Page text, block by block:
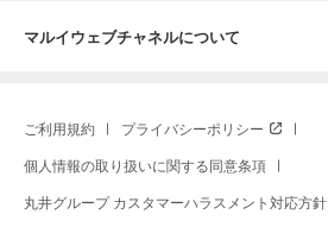
マルイウェブチャネルについて
ご利用規約 プライバシーポリシー
個人情報の取り扱いに関する同意条項
丸井グループ カスタマーハラスメント対応方針